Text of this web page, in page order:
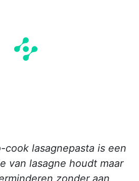
cook lasagnepasta is een
van lasagne houdt maar
zonder aan